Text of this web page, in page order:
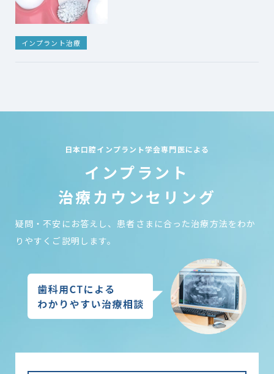
インプラント治療
日本口腔インプラント学会専門医による
インプラント
治療カウンセリング
疑問・不安にお答えし、患者さまに合った治療方法を わか
りやすくご説明します。